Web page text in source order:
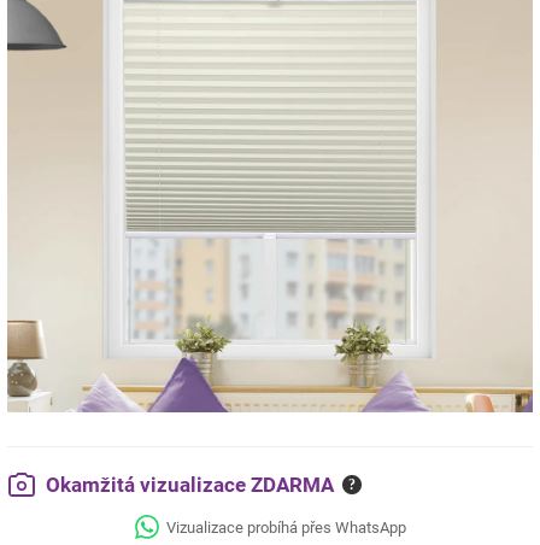
Okamžitá vizualizace ZDARMA ?
Vizualizace probíhá přes WhatsApp